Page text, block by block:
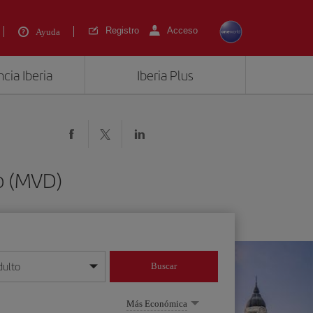
Ayuda Registro Acceso
Iberia Iberia Plus
mes/año
Buscar
Más Económica